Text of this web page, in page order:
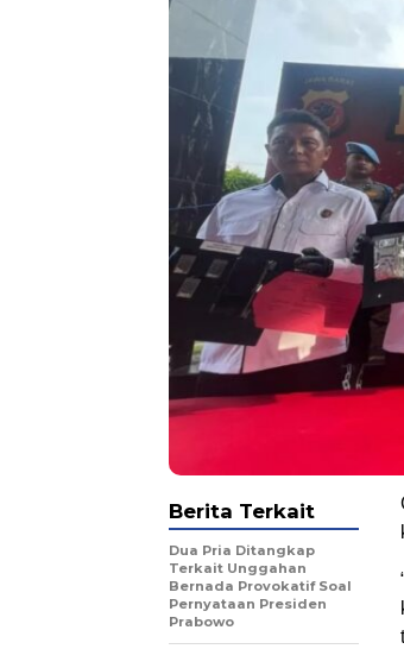
Berita Terkait
Dua Pria Ditangkap
Terkait Unggahan
Bernada Provokatif Soal
Pernyataan Presiden
Prabowo